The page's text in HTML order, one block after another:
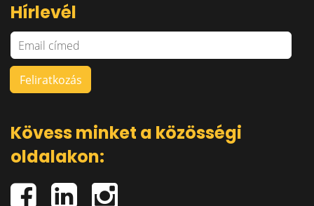
Hírlevél
Kövess minket a közösségi
oldalakon: